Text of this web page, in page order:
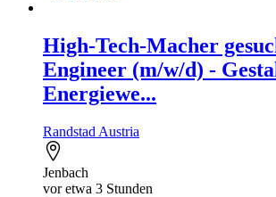
High-Tech-Macher
Engineer (m/w/d) -
Energiewe...
Randstad Austria
Jenbach
vor etwa 3 Stunden